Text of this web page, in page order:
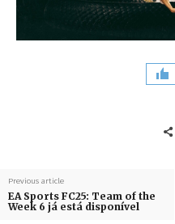
Previous article
EA Sports FC25: Team of the
Week 6 já está disponível